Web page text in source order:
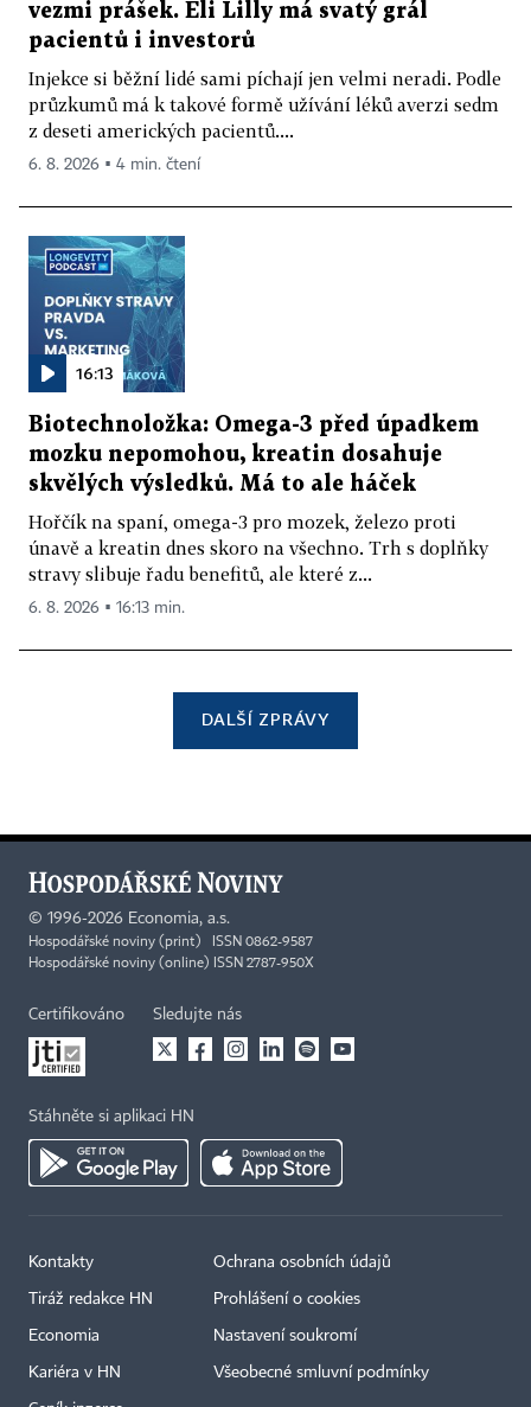
vezmi prášek. Eli Lilly má svatý grál
pacientů i investorů
Injekce si běžní lidé sami píchají jen velmi neradi. Podle
průzkumů má k takové formě užívání léků averzi sedm
z deseti amerických pacientů....
6. 8. 2026 ▪ 4 min. čtení
16:13
Biotechnoložka: Omega-3 před úpadkem
mozku nepomohou, kreatin dosahuje
skvělých výsledků. Má to ale háček
Hořčík na spaní, omega-3 pro mozek, železo proti
únavě a kreatin dnes skoro na všechno. Trh s doplňky
stravy slibuje řadu benefitů, ale které z...
6. 8. 2026 ▪ 16:13 min.
DALŠÍ ZPRÁVY
© 1996-2026 Economia, a.s.
Hospodářské noviny (print) ISSN 0862-9587
Hospodářské noviny (online) ISSN 2787-950X
Certifikováno Sledujte nás
Stáhněte si aplikaci HN
Kontakty
Tiráž redakce HN
Economia
Kariéra v HN
Ochrana osobních údajů
Prohlášení o cookies
Nastavení soukromí
Všeobecné smluvní podmínky